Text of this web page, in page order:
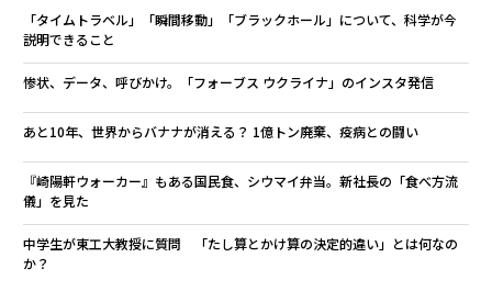
「タイムトラベル」「瞬間移動」「ブラックホール」について、科学が今
説明できること
惨状、データ、呼びかけ。「フォーブス ウクライナ」のインスタ発信
あと10年、世界からバナナが消える？ 1億トン廃棄、疫病との闘い
『崎陽軒ウォーカー』もある国民食、シウマイ弁当。新社長の「食べ方流
儀」を見た
中学生が東工大教授に質問 「たし算とかけ算の決定的違い」とは何なの
か？